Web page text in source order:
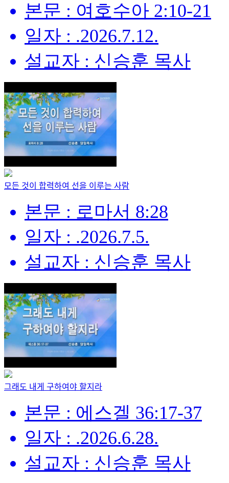
본문 : 여호수아 2:10-21
일자 : .2026.7.12.
설교자 : 신승훈 목사
모든 것이 합력하여 선을 이루는 사람
본문 : 로마서 8:28
일자 : .2026.7.5.
설교자 : 신승훈 목사
그래도 내게 구하여야 할지라
본문 : 에스겔 36:17-37
일자 : .2026.6.28.
설교자 : 신승훈 목사